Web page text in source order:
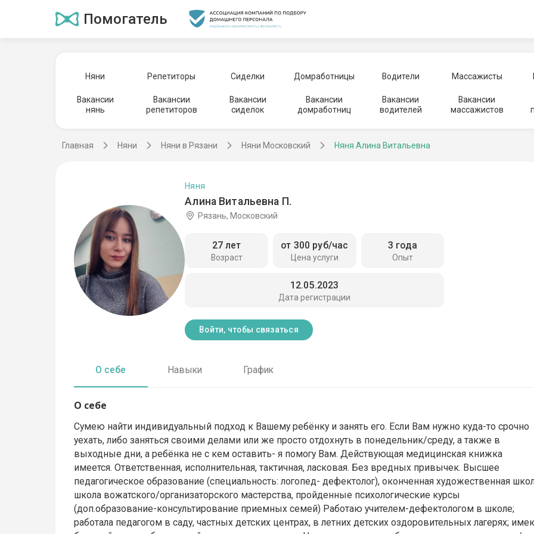
Помогатель
Няни Репетиторы Сиделки Домработницы Водители Массажисты
Вакансии
нянь
Вакансии
репетиторов
Вакансии
сиделок
Вакансии
домработниц
Вакансии
водителей
Вакансии
массажистов
Главная Няни Няни в Рязани Няни Московский Няня Алина Витальевна
Алина Витальевна П.
Няня
Рязань, Московский
Возраст
27 лет
Цена услуги
от 300 руб/час
Опыт
3 года
Дата регистрации
12.05.2023
Войти, чтобы связаться
О себе Навыки График
О себе
Сумею найти индивидуальный подход к Вашему ребёнку и занять его. Если Вам нужно куда-то срочно
уехать, либо заняться своими делами или же просто отдохнуть в понедельник/среду, а также в
выходные дни, а ребёнка не с кем оставить- я помогу Вам. Действующая медицинская книжка
имеется. Ответственная, исполнительная, тактичная, ласковая. Без вредных привычек. Высшее
педагогическое образование (специальность: логопед- дефектолог), оконченная художественная
школа вожатского/организаторского мастерства, пройденные психологические курсы
(доп.образование-консультирование приемных семей) Работаю учителем-дефектологом в школе;
работала педагогом в саду, частных детских центрах, в летних детских оздоровительных лагерях;